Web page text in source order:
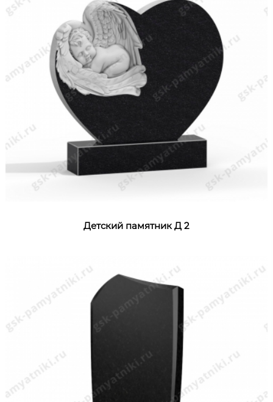
Детский памятник Д 2